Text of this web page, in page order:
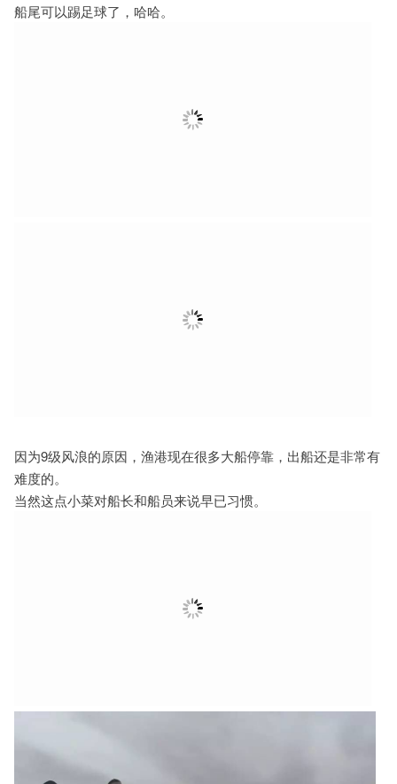
船尾可以踢足球了，哈哈。
因为9级风浪的原因，渔港现在很多大船停靠，出船还是非常有
难度的。
当然这点小菜对船长和船员来说早已习惯。